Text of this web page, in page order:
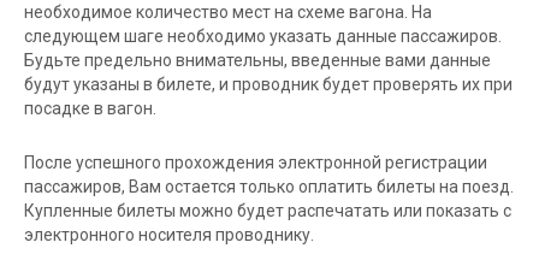
необходимое количество мест на схеме вагона. На
следующем шаге необходимо указать данные пассажиров.
Будьте предельно внимательны, введенные вами данные
будут указаны в билете, и проводник будет проверять их при
посадке в вагон.
После успешного прохождения электронной регистрации
пассажиров, Вам остается только оплатить билеты на поезд.
Купленные билеты можно будет распечатать или показать с
электронного носителя проводнику.